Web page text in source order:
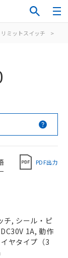
リミットスイッチ >
PDF出力
チ, シール・ピ
1A, 動作
ヤタイプ（3